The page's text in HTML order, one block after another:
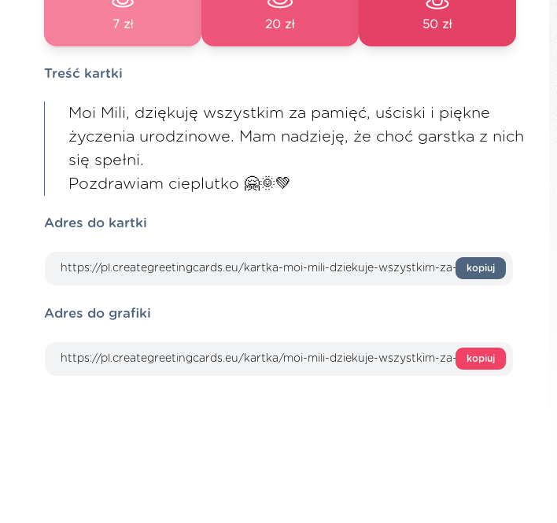
7 zł 20 zł 50 zł
Treść kartki
Moi Mili, dziękuję wszystkim za pamięć, uściski i piękne
życzenia urodzinowe. Mam nadzieję, że choć garstka z nich
się spełni.
Pozdrawiam cieplutko 🤗🌞💚
Adres do kartki
kopiuj
Adres do grafiki
kopiuj